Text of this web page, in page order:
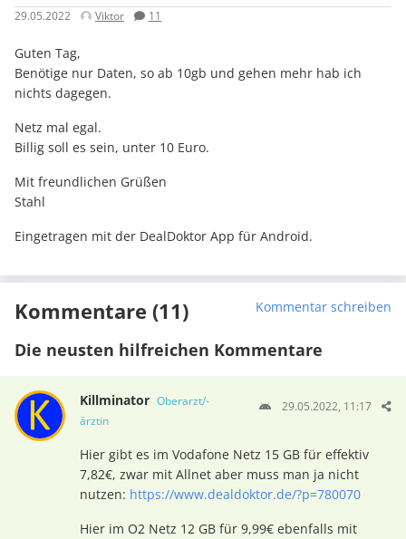
29.05.2022 Viktor 11
Guten Tag,
Benötige nur Daten, so ab 10gb und gehen mehr hab ich
nichts dagegen.
Netz mal egal.
Billig soll es sein, unter 10 Euro.
Mit freundlichen Grüßen
Stahl
Eingetragen mit der DealDoktor App für Android.
Kommentare (11) Kommentar schreiben
Die neusten hilfreichen Kommentare
Killminator Oberarzt/-
ärztin
29.05.2022, 11:17
Hier gibt es im Vodafone Netz 15 GB für effektiv
7,82€, zwar mit Allnet aber muss man ja nicht
nutzen: https://www.dealdoktor.de/?p=780070
Hier im O2 Netz 12 GB für 9,99€ ebenfalls mit